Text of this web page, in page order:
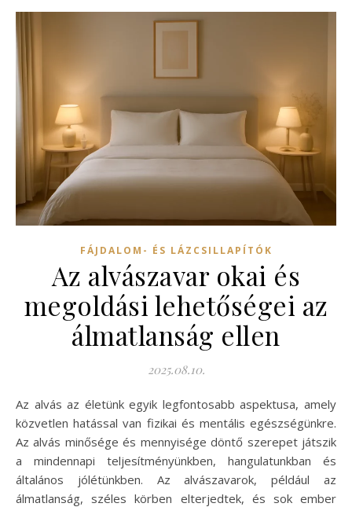
FÁJDALOM- ÉS LÁZCSILLAPÍTÓK
Az alvászavar okai és
megoldási lehetőségei az
álmatlanság ellen
2025.08.10.
Az alvás az életünk egyik legfontosabb aspektusa, amely
közvetlen hatással van fizikai és mentális egészségünkre.
Az alvás minősége és mennyisége döntő szerepet játszik
a mindennapi teljesítményünkben, hangulatunkban és
általános jólétünkben. Az alvászavarok, például az
álmatlanság, széles körben elterjedtek, és sok ember